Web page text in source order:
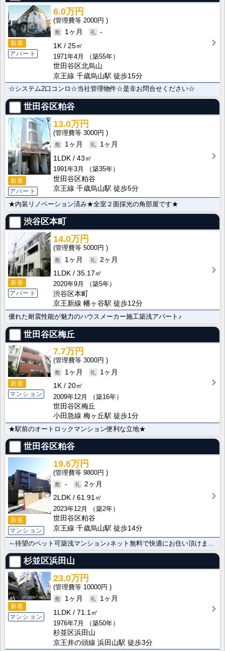
新着
アパート
6.0万円
2000円
1ヶ月
-
1K
25㎡
1971年4月
（築55年）
世田谷区北烏山
京王線 千歳烏山駅 徒歩15分
☆システム2口コンロ☆当社管理物件☆是非お問合せください☆
世田谷区粕谷
新着
アパート
13.0万円
3000円
1ヶ月
1ヶ月
1LDK
43㎡
1991年3月
（築35年）
世田谷区粕谷
京王線 千歳烏山駅 徒歩5分
★内装リノベーション済み★全室２面採光の角部屋です★
渋谷区本町
新着
アパート
14.0万円
5000円
1ヶ月
2ヶ月
1LDK
35.17㎡
2020年9月
（築5年）
渋谷区本町
京王新線 幡ヶ谷駅 徒歩12分
優れた耐震性能が魅力のハウスメーカー施工築浅アパート♪
世田谷区梅丘
新着
マンション
7.7万円
3000円
1ヶ月
1ヶ月
1K
20㎡
2009年12月
（築16年）
世田谷区梅丘
小田急線 梅ヶ丘駅 徒歩1分
★駅前のオートロックマンション便利な立地★
世田谷区粕谷
新着
マンション
19.6万円
9800円
-
2ヶ月
2LDK
61.91㎡
2023年12月
（築2年）
世田谷区粕谷
京王線 千歳烏山駅 徒歩14分
～待望のペット可築浅マンション♪ネット無料で快適にお住い頂けます♪～
杉並区浜田山
新着
マンション
23.0万円
10000円
1ヶ月
1ヶ月
1LDK
71.1㎡
1976年7月
（築50年）
杉並区浜田山
京王井の頭線 浜田山駅 徒歩3分